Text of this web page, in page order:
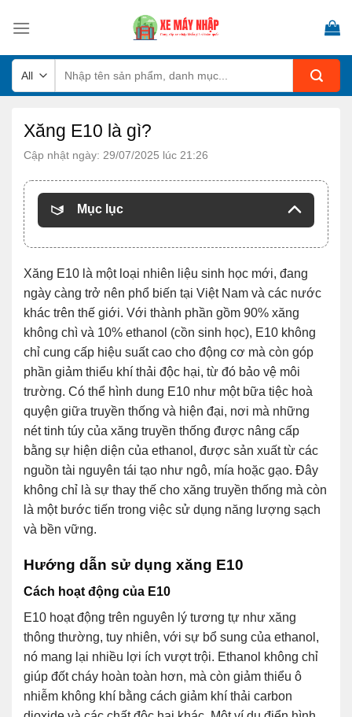
kiếm:
Xăng E10 là gì?
Cập nhật ngày: 29/07/2025 lúc 21:26
Mục lục
Xăng E10 là một loại nhiên liệu sinh học mới, đang
ngày càng trở nên phổ biến tại Việt Nam và các nước
khác trên thế giới. Với thành phần gồm 90% xăng
không chì và 10% ethanol (cồn sinh học), E10 không
chỉ cung cấp hiệu suất cao cho động cơ mà còn góp
phần giảm thiểu khí thải độc hại, từ đó bảo vệ môi
trường. Có thể hình dung E10 như một bữa tiệc hoà
quyện giữa truyền thống và hiện đại, nơi mà những
nét tinh túy của xăng truyền thống được nâng cấp
bằng sự hiện diện của ethanol, được sản xuất từ các
nguồn tài nguyên tái tạo như ngô, mía hoặc gạo. Đây
không chỉ là sự thay thế cho xăng truyền thống mà còn
là một bước tiến trong việc sử dụng năng lượng sạch
và bền vững.
Hướng dẫn sử dụng xăng E10
Cách hoạt động của E10
E10 hoạt động trên nguyên lý tương tự như xăng
thông thường, tuy nhiên, với sự bổ sung của ethanol,
nó mang lại nhiều lợi ích vượt trội. Ethanol không chỉ
giúp đốt cháy hoàn toàn hơn, mà còn giảm thiểu ô
nhiễm không khí bằng cách giảm khí thải carbon